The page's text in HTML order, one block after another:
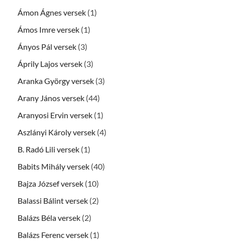
Ámon Ágnes versek (1)
Ámos Imre versek (1)
Ányos Pál versek (3)
Áprily Lajos versek (3)
Aranka György versek (3)
Arany János versek (44)
Aranyosi Ervin versek (1)
Aszlányi Károly versek (4)
B. Radó Lili versek (1)
Babits Mihály versek (40)
Bajza József versek (10)
Balassi Bálint versek (2)
Balázs Béla versek (2)
Balázs Ferenc versek (1)